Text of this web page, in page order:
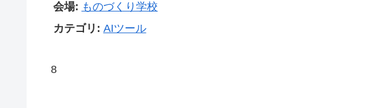
会場: ものづくり学校
カテゴリ: AIツール
8